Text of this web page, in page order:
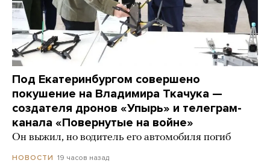
Под Екатеринбургом совершено
покушение на Владимира Ткачука —
создателя дронов «Упырь» и телеграм-
канала «Повернутые на войне»
Он выжил, но водитель его автомобиля погиб
НОВОСТИ 19 часов назад